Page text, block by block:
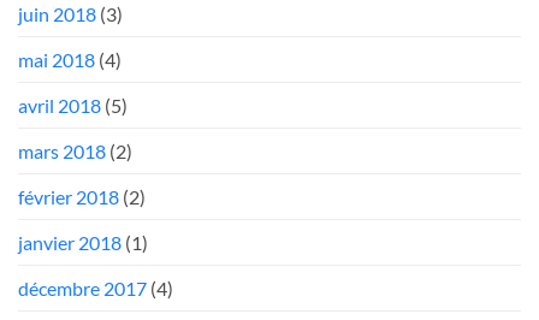
juin 2018 (3)
mai 2018 (4)
avril 2018 (5)
mars 2018 (2)
février 2018 (2)
janvier 2018 (1)
décembre 2017 (4)